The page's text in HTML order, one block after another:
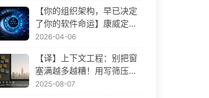
【你的组织架构，早已决定
了你的软件命运】康威定律
——被低估了 56 年的管理
——慢慢学AI171
2026-04-06
【译】上下文工程：别把窗
塞满越多越糟！用写筛压隔
四步，警惕投毒干扰混淆冲
2025-08-07